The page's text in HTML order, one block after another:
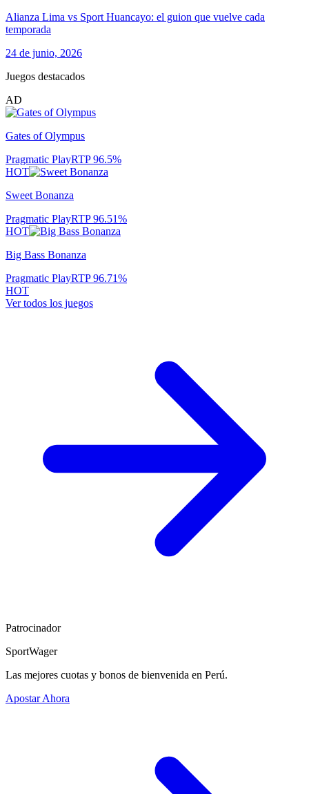
Alianza Lima vs Sport Huancayo: el guion que vuelve cada
temporada
24 de junio, 2026
Juegos destacados
AD
Gates of Olympus
Pragmatic PlayRTP96.5%
HOT
Sweet Bonanza
Pragmatic PlayRTP96.51%
HOT
Big Bass Bonanza
Pragmatic PlayRTP96.71%
HOT
Ver todos los juegos
Patrocinador
SportWager
Las mejores cuotas y bonos de bienvenida en Perú.
Apostar Ahora